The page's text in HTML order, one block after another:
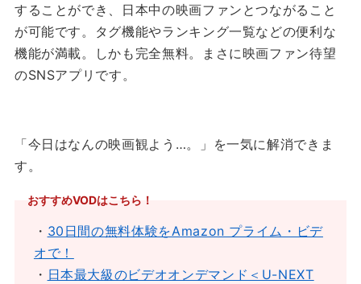
することができ、日本中の映画ファンとつながること
が可能です。
タグ機能やランキング一覧などの便利な
機能が満載。しかも完全無料。
まさに映画ファン待望
のSNSアプリです。
「今日はなんの映画観よう…。」を一気に解消できま
す。
おすすめVODはこちら！
・ 30日間の無料体験をAmazon プライム・ビデ
オで！
・ 日本最大級のビデオオンデマンド＜U-NEXT